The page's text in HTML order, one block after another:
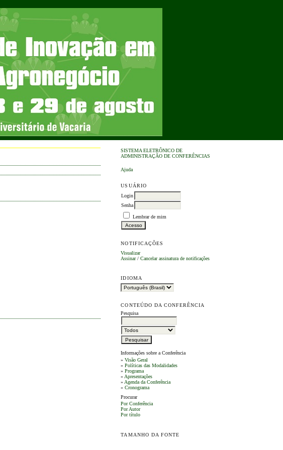
SISTEMA ELETRÔNICO DE
ADMINISTRAÇÃO DE CONFERÊNCIAS
Ajuda
USUÁRIO
Login
Senha
Lembrar de mim
NOTIFICAÇÕES
Visualizar
Assinar/Cancelar assinatura de notificações
IDIOMA
CONTEÚDO DA CONFERÊNCIA
Pesquisa
Informações sobre a Conferência
»Visão Geral
»Políticas das Modalidades
»Programa
» Apresentações
» Agenda da Conferência
»Cronograma
Procurar
Por Conferência
Por Autor
Por título
TAMANHO DA FONTE